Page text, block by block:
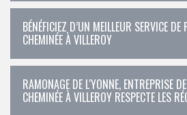
BÉNÉFICIEZ D’UN MEILLEUR SERVICE
CHEMINÉE À VILLEROY
RAMONAGE DE L'YONNE, ENTREPRISE
CHEMINÉE À VILLEROY RESPECTE LES